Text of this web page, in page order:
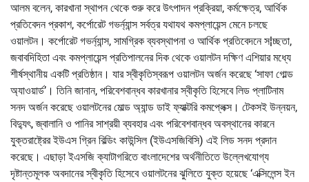
আলম বলেন, কারখানা স্থাপন থেকে শুরু করে উৎপাদন প্রক্রিয়া, কর্মক্ষেত্র, আর্থিক
প্রতিবেদন প্রকাশ, কর্পোরেট গভর্ন্যান্স সর্বত্র যথাযথ কমপ্লায়েন্স মেনে চলছে
ওয়ালটন। কর্পোরেট গভর্ন্যান্স, সামগ্রিক ব্যবস্থাপনা ও আর্থিক প্রতিবেদনে স¦চ্ছতা,
জবাবদিহিতা এবং কমপ্লায়েন্স প্রতিপালনের দিক থেকে ওয়ালটন দক্ষিণ এশিয়ার মধ্যে
শীর্ষস্থানীয় একটি প্রতিষ্ঠান। যার স্বীকৃতিস্বরূপ ওয়ালটন অর্জন করেছে ‘সাফা গোল্ড
অ্যাওয়ার্ড’। তিনি জানান, পরিবেশবান্ধব কারখানার স্বীকৃতি হিসেবে লিড প্লাটিনাম
সনদ অর্জন করেছে ওয়ালটনের মোল্ড অ্যান্ড ডাই ফ্যাক্টরি কমপ্লেক্স। টেকসই উন্নয়ন,
বিদ্যুৎ, জ্বালানি ও পানির সাশ্রয়ী ব্যবহার এবং পরিবেশবান্ধব অবস্থানের কারনে
যুক্তরাষ্ট্রের ইউএস গ্রিন বিল্ডিং কাউন্সিল (ইউএসজিবিসি) এই লিড সনদ প্রদান
করেছে। এছাড়া ইএসজি ক্যাটাগরিতে বাংলাদেশের অর্থনীতিতে উল্লেখযোগ্য
দৃষ্টান্তমূলক অবদানের স্বীকৃতি হিসেবে ওয়ালটনের ঝুলিতে যুক্ত হয়েছে ‘এক্সিলেন্স ইন